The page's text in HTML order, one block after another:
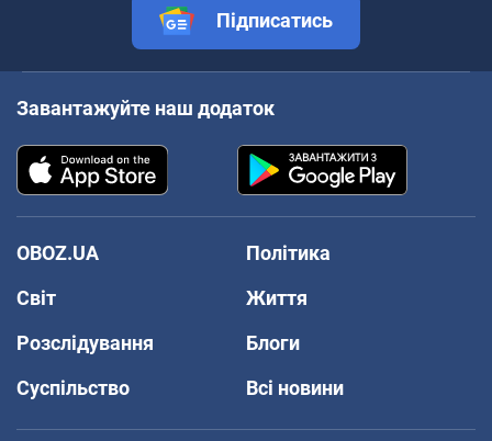
Підписатись
Завантажуйте наш додаток
OBOZ.UA
Політика
Світ
Життя
Розслідування
Блоги
Суспільство
Всі новини